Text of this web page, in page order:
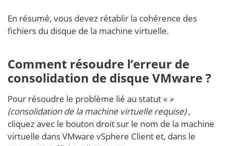
En résumé, vous devez rétablir la cohérence des
fichiers du disque de la machine virtuelle.
Comment résoudre l’erreur de
consolidation de disque VMware ?
Pour résoudre le problème lié au statut « »
(consolidation de la machine virtuelle requise),
cliquez avec le bouton droit sur le nom de la machine
virtuelle dans VMware vSphere Client et, dans le